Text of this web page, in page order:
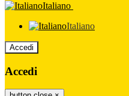
Italiano
Italiano
Accedi
Accedi